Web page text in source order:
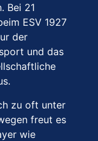
Bei 21
ESV 1927
der
und das
zu oft unter
freut es
wie